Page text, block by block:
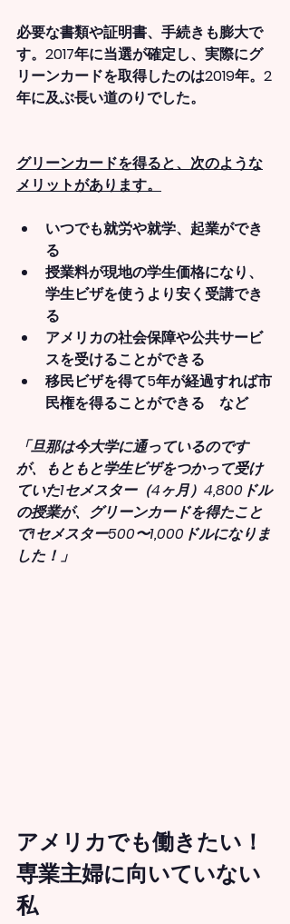
必要な書類や証明書、手続きも膨大で
す。2017年に当選が確定し、実際にグ
リーンカードを取得したのは2019年。 2
年に及ぶ長い道のりでした。
グリーンカードを得ると、次のような
メリットがあります。
いつでも就労や就学、起業ができ
る
授業料が現地の学生価格になり、
学生ビザを使うより安く受講でき
る
アメリカの社会保障や公共サービ
スを受けることができる
移民ビザを得て5年が経過すれば市
民権を得ることができる　など
「旦那は今大学に通っているのです
が、もともと学生ビザをつかって受け
ていた1セメスター（4ヶ月）4,800ドル
の授業が、グリーンカードを得たこと
で1セメスター500〜1,000ドルになりま
した！」
アメリカでも働きたい！
専業主婦に向いていない
私